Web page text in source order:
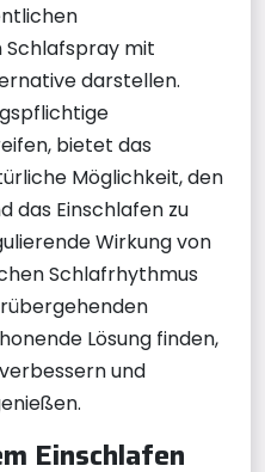
Schlafspray mit
darstellen.
bietet das
Möglichkeit, den
das Einschlafen zu
Wirkung von
Schlafrhythmus
Lösung finden,
und
Einschlafen